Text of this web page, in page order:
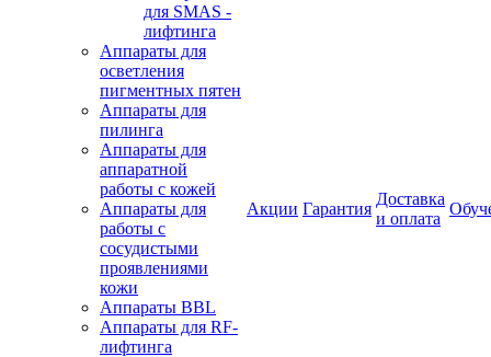
для SMAS -
лифтинга
Аппараты для
осветления
пигментных пятен
Аппараты для
пилинга
Аппараты для
аппаратной
работы с кожей
Аппараты для
работы с
сосудистыми
проявлениями
кожи
Аппараты BBL
Аппараты для RF-
лифтинга
Акции Гарантия
Доставка
и оплата